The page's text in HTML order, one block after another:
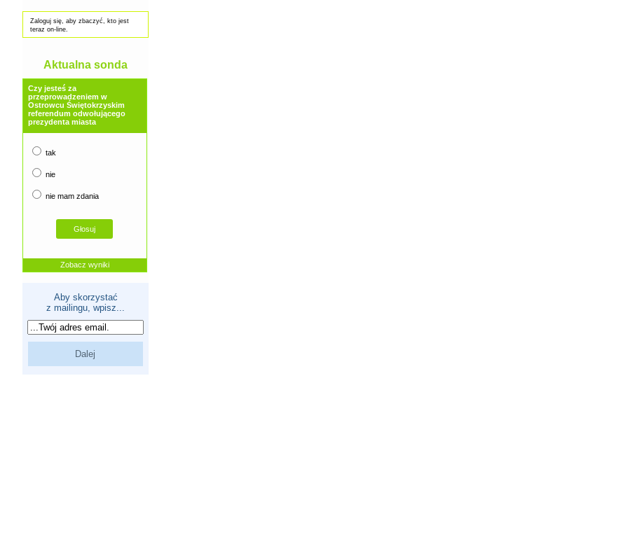
Zaloguj się, aby zbaczyć, kto jest
teraz on-line.
Aktualna sonda
Czy jesteś za
przeprowadzeniem w
Ostrowcu Świętokrzyskim
referendum odwołującego
prezydenta miasta
tak
nie
nie mam zdania
Zobacz wyniki
Aby skorzystać
z mailingu, wpisz...